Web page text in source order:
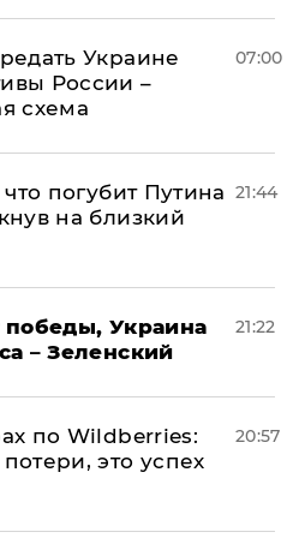
Украине
России –
схема
07:00
погубит Путина
на близкий
21:44
победы, Украина
– Зеленский
21:22
по Wildberries:
это успех
20:57